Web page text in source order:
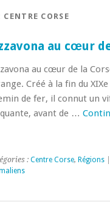
CENTRE CORSE
au cœur
au cœur de la
Créé à la fin du
de fer, il connut un
avant de …
: Centre Corse, Régions|